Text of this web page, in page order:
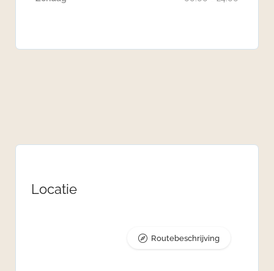
Locatie
Routebeschrijving